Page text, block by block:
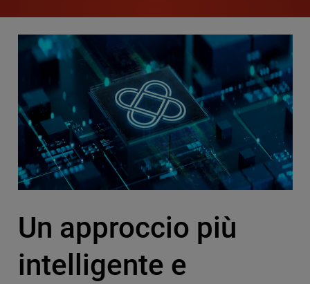
Un approccio più
intelligente e